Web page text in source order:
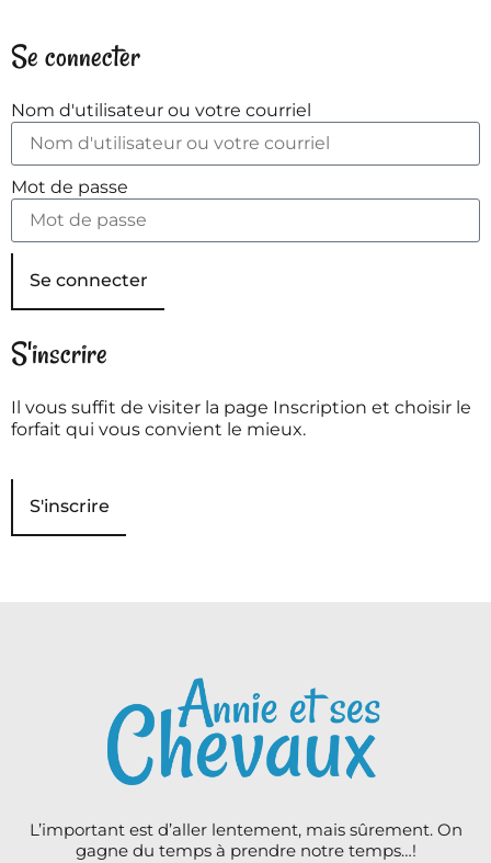
Se connecter
Nom d'utilisateur ou votre courriel
Mot de passe
Se connecter
S'inscrire
Il vous suffit de visiter la page Inscription et choisir le
forfait qui vous convient le mieux.
S'inscrire
L’important est d’aller lentement, mais sûrement. On
gagne du temps à prendre notre temps…!